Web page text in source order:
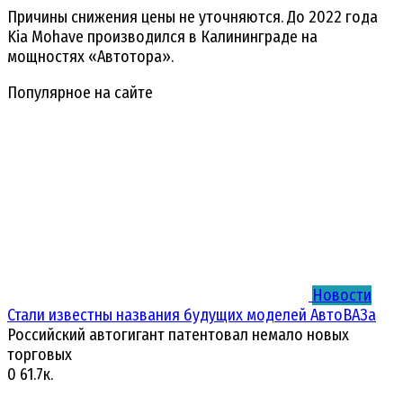
Причины снижения цены не уточняются. До 2022 года
Kia Mohave производился в Калининграде на
мощностях «Автотора».
Популярное на сайте
Новости
Стали известны названия будущих моделей АвтоВАЗа
Российский автогигант патентовал немало новых
торговых
0 61.7к.